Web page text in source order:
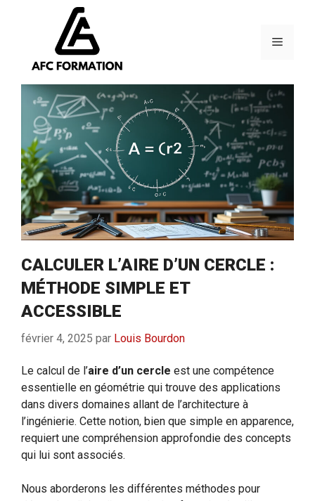
Menu
CALCULER L’AIRE D’UN CERCLE :
MÉTHODE SIMPLE ET
ACCESSIBLE
février 4, 2025 par Louis Bourdon
Le calcul de l’aire d’un cercle est une compétence
essentielle en géométrie qui trouve des applications
dans divers domaines allant de l’architecture à
l’ingénierie. Cette notion, bien que simple en apparence,
requiert une compréhension approfondie des concepts
qui lui sont associés.
Nous aborderons les différentes méthodes pour